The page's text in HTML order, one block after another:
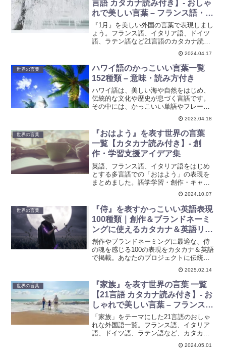
言語 カタカナ読み付き】- おしゃ
れで美しい言葉 – フランス語・イ
タリア語・ドイツ語・ラテン語な
ど
『1月』を美しい外国の言葉で表現しまし
ょう。フランス語、イタリア語、ドイツ
語、ラテン語など21言語のカタカナ読み
付き一覧をご紹介。創作やキャラ名のア
イデア集としても活用できます。
2024.04.17
世界の言葉
ハワイ語のかっこいい言葉一覧
152種類 – 意味・読み方付き
ハワイ語は、美しい海や自然をはじめ、
伝統的な文化や歴史が息づく言語です。
その中には、かっこいい単語やフレーズ
もたくさんあります。ここでは、そんな
ハワイ語のかっこいい言葉を一覧にして
ご紹介します。
2023.04.18
世界の言葉
『おはよう』を表す世界の言葉
一覧【カタカナ読み付き】- 創
作・学習支援アイデア集
英語、フランス語、イタリア語をはじめ
とする多言語での「おはよう」の表現を
まとめました。語学学習・創作・キャラ
名・コードネーム・チーム名などに使え
るネーミングアイデアとして「おしゃれ
でかっこいい言葉」を紹介しています
2024.10.07
世界の言葉
『侍』を表すかっこいい英語表現
100種類｜創作＆ブランドネーミ
ングに使えるカタカナ＆英語リス
ト
創作やブランドネーミングに最適な、侍
の魂を感じる100の表現をカタカナ＆英語
で掲載。あなたのプロジェクトに伝統と
革新をプラスするためのヒントが満載で
2025.02.14
世界の言葉
『家族』を表す世界の言葉 一覧
【21言語 カタカナ読み付き】- お
しゃれで美しい言葉 – フランス
語・イタリア語・ドイツ語・ラテ
ン語など
「家族」をテーマにした21言語のおしゃ
れな外国語一覧。フランス語、イタリア
語、ドイツ語、ラテン語など、カタカナ
読み付きで各言語を紹介。創作やキャラ
クター名づけに最適なアイディア集で
2024.05.01